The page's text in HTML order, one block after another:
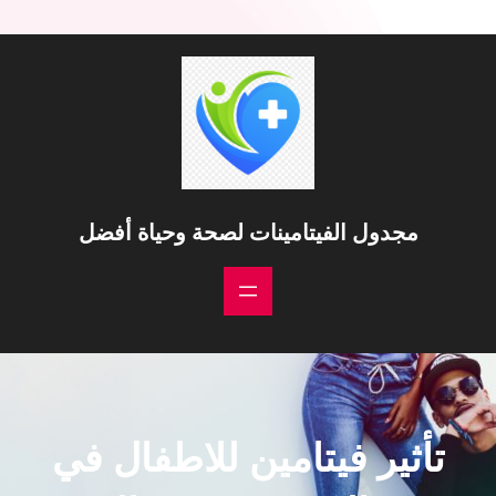
مجدول الفيتامينات لصحة وحياة أفضل
تأثير فيتامين للاطفال في